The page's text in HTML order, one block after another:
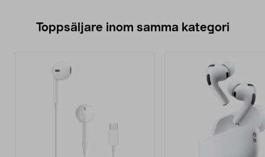
Toppsäljare inom samma kategori